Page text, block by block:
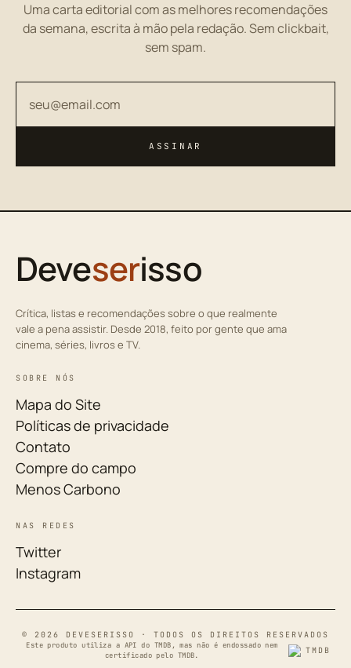
Uma carta editorial com as melhores recomendações
da semana, escrita à mão pela redação. Sem clickbait,
sem spam.
ASSINAR
Deveserisso
Crítica, listas e recomendações sobre o que realmente
vale a pena assistir. Desde 2018, feito por gente que ama
cinema, séries, livros e TV.
SOBRE NÓS
Mapa do Site
Políticas de privacidade
Contato
Compre do campo
Menos Carbono
NAS REDES
Twitter
Instagram
© 2026 DEVESERISSO · TODOS OS DIREITOS RESERVADOS
Este produto utiliza a API do TMDB, mas não é endossado nem
certificado pelo TMDB.